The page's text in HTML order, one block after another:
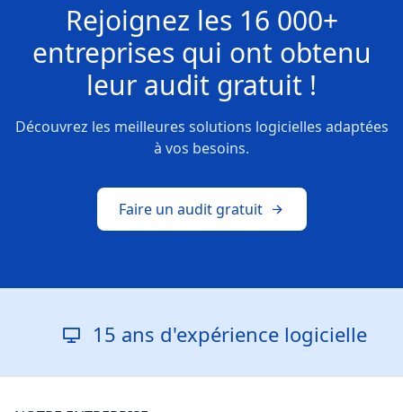
Rejoignez les 16 000+
entreprises qui ont obtenu
leur audit gratuit !
Découvrez les meilleures solutions logicielles adaptées
à vos besoins.
Faire un audit gratuit
15 ans d'expérience logicielle